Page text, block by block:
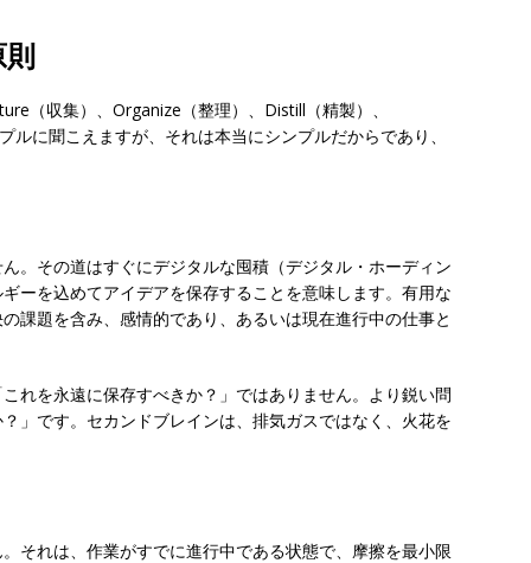
（収集）、Organize（整理）、Distill（精製）、
に聞こえますが、それは本当にシンプルだからであり、
。その道はすぐにデジタルな囤積（デジタル・ホーディン
ーを込めてアイデアを保存することを意味します。有用な
課題を含み、感情的であり、あるいは現在進行中の仕事と
れを永遠に保存すべきか？」ではありません。より鋭い問
」です。セカンドブレインは、排気ガスではなく、火花を
それは、作業がすでに進行中である状態で、摩擦を最小限